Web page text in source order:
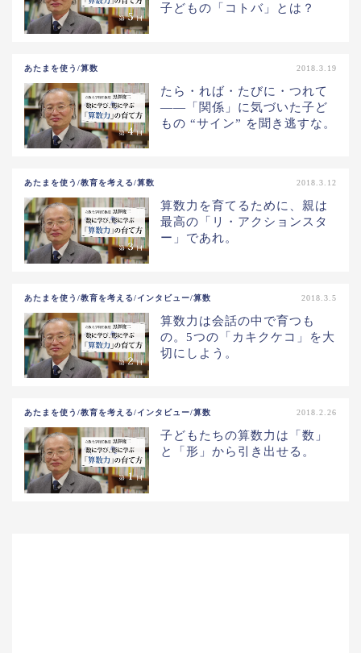
子どもの「コトバ」とは？
あたまを使う/算数 2018.3.19
たら・れば・たびに・つれて
——「関係」に気づいた子ど
もの “サイン” を聞き逃すな。
あたまを使う/教育を考える/算数 2018.3.12
算数力を育てるために、親は
最高の「リ・アクションスタ
ー」であれ。
あたまを使う/教育を考える/インタビュー/算数 2018.3.5
算数力は会話の中で育つも
の。5つの「カキクケコ」を大
切にしよう。
あたまを使う/教育を考える/インタビュー/算数 2018.2.26
子どもたちの算数力は「数」
と「形」から引き出せる。